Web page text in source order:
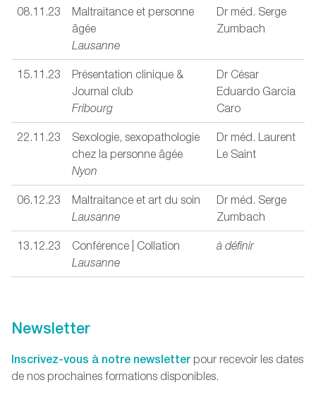
08.11.23
Maltraitance et personne
âgée
Lausanne
Dr méd. Serge
Zumbach
15.11.23
Présentation clinique &
Journal club
Fribourg
Dr César
Eduardo Garcia
Caro
22.11.23
Sexologie, sexopathologie
chez la personne âgée
Nyon
Dr méd. Laurent
Le Saint
06.12.23
Maltraitance et art du soin
Lausanne
Dr méd. Serge
Zumbach
13.12.23
Conférence | Collation
Lausanne
à définir
Newsletter
Inscrivez-vous à notre newsletter pour recevoir les dates
de nos prochaines formations disponibles.